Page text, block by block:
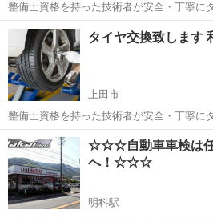
整備士資格を持った技術者が安全・丁寧に
ます。 金額は1,080円/1L (税込)になります。 オイル交換３Lの場合は
3,240円になります。 使用オイルは日産
日産...
長野 上田市 車検 タイヤ交換
タイヤ交換致します
上田市
整備士資格を持った技術者が安全・丁寧に
ます。 金額は1本540円 (税込)、4本2,160円になります。 また希望でし
たら半年間3,000円でタイヤの保管も致し
道18号沿い...
長野 上田市 車検 タイヤ交換
☆☆☆自動車車検は任
へ！☆☆☆
明科駅